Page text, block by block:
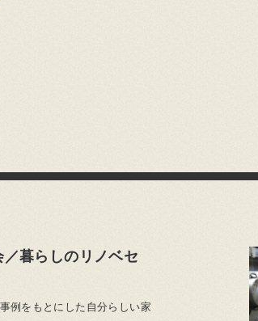
／暮らしのリノベセ
例をもとにした自分らしい家